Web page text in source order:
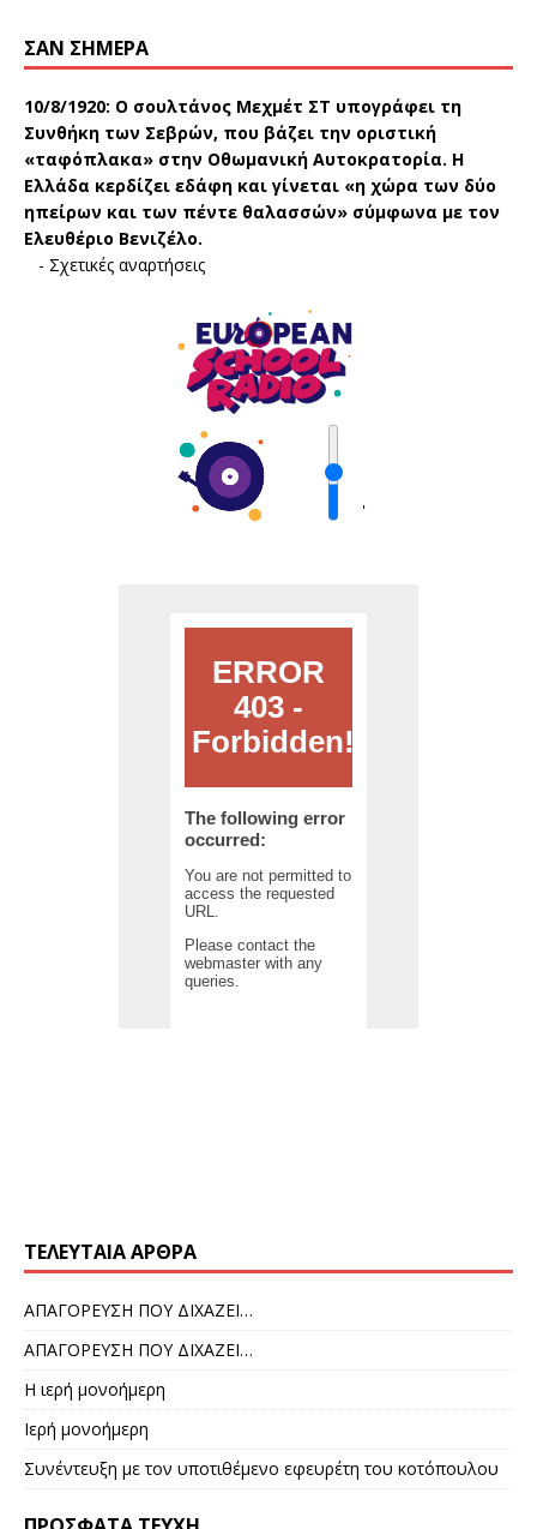
ΣΑΝ ΣΉΜΕΡΑ
10/8/1920: Ο σουλτάνος Μεχμέτ ΣΤ υπογράφει τη
Συνθήκη των Σεβρών, που βάζει την οριστική
«ταφόπλακα» στην Οθωμανική Αυτοκρατορία. Η
Ελλάδα κερδίζει εδάφη και γίνεται «η χώρα των δύο
ηπείρων και των πέντε θαλασσών» σύμφωνα με τον
Ελευθέριο Βενιζέλο.
- Σχετικές αναρτήσεις
'
ΤΕΛΕΥΤΑΊΑ ΆΡΘΡΑ
ΑΠΑΓΟΡΕΥΣΗ ΠΟΥ ΔΙΧΑΖΕΙ…
ΑΠΑΓΟΡΕΥΣΗ ΠΟΥ ΔΙΧΑΖΕΙ…
Η ιερή μονοήμερη
Ιερή μονοήμερη
Συνέντευξη με τον υποτιθέμενο εφευρέτη του κοτόπουλου